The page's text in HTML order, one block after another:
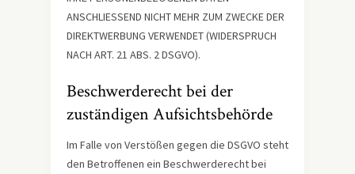
ANSCHLIESSEND NICHT MEHR ZUM ZWECKE DER
DIREKTWERBUNG VERWENDET (WIDERSPRUCH
NACH ART. 21 ABS. 2 DSGVO).
Beschwerde­recht bei der
zuständigen Aufsichts­behörde
Im Falle von Verstößen gegen die DSGVO steht
den Betroffenen ein Beschwerderecht bei